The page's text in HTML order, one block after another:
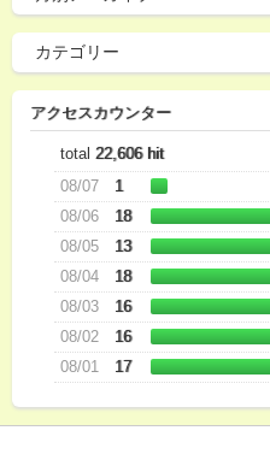
アクセスカウンター
total 22,606 hit
08/07
1
08/06
18
08/05
13
08/04
18
08/03
16
08/02
16
08/01
17